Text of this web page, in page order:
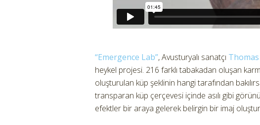
“Emergence Lab”, Avusturyalı sanatçı
heykel projesi. 216 farklı tabakadan oluşan
oluşturulan küp şeklinin hangi tarafından
transparan küp çerçevesi içinde asılı gibi
efektler bir araya gelerek belirgin bir imaj